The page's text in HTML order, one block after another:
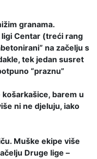
granama.
Centar (treći rang
na začelju s
tek jedan susret
“praznu”
barem u
ni ne djeluju, iako
Muške ekipe više
Druge lige –